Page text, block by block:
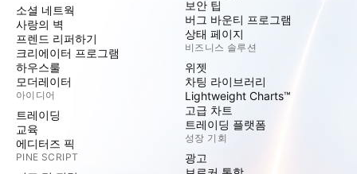
소셜 네트웍
사랑의 벽
프렌드 리퍼하기
크리에이터 프로그램
하우스룰
모더레이터
아이디어
트레이딩
교육
에디터즈 픽
PINE SCRIPT
보안 팁
버그 바운티 프로그램
상태 페이지
비즈니스 솔루션
위젯
차팅 라이브러리
Lightweight Charts™
고급 차트
트레이딩 플랫폼
성장 기회
광고